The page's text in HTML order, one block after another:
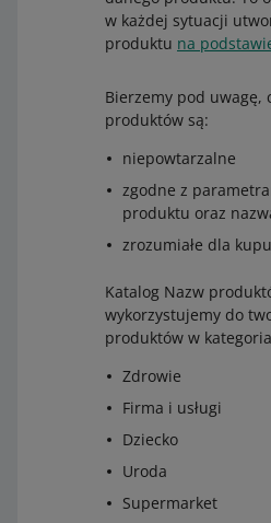
w każdej sytuacji
produktu na
Bierzemy pod uwagę,
produktów są:
niepowtarzalne
zgodne z
produktu oraz
zrozumiałe dla
Katalog Nazw
wykorzystujemy do
produktów w
Zdrowie
Firma i usługi
Dziecko
Uroda
Supermarket